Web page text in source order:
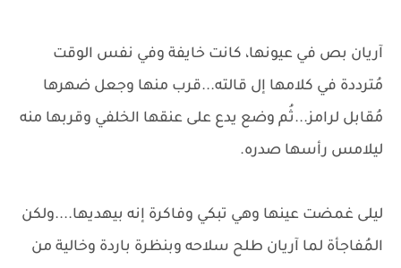
آريان بص في عيونها، كانت خايفة وفي نفس الوقت
مُترددة في كلامها إل قالته...قرب منها وجعل ضهرها
مُقابل لرامز...ثُم وضع يدع على عنقها الخلفي وقربها منه
ليلامس رأسها صدره.
ليلى غمضت عينها وهي تبكي وفاكرة إنه بيهديها....ولكن
المُفاجأة لما آريان طلح سلاحه وبنظرة باردة وخالية من